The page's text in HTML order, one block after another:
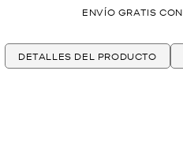
ENVÍO GRATIS CON
DETALLES DEL PRODUCTO